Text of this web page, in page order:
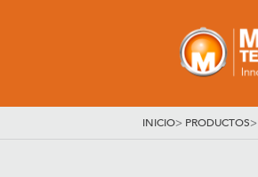
INICIO> PRODUCTOS>